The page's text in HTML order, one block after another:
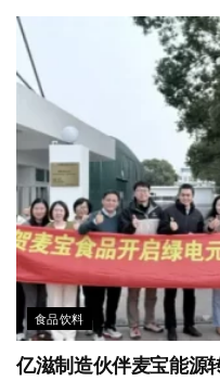
食品饮料
亿滋制造伙伴麦宝能源